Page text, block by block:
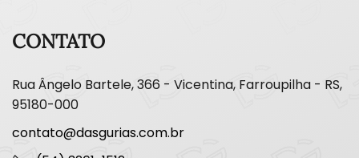
CONTATO
Rua Ângelo Bartele, 366 - Vicentina, Farroupilha - RS,
95180-000
contato@dasgurias.com.br